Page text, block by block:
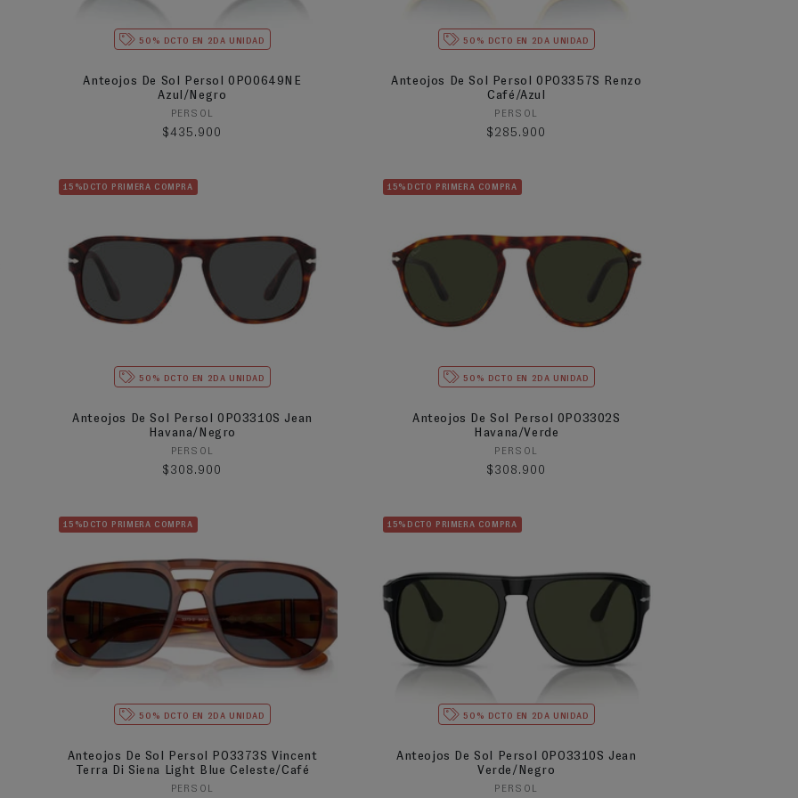
50% DCTO EN 2DA UNIDAD
Anteojos De Sol Persol 0PO0649NE
Azul/Negro
Proveedor:
PERSOL
Precio habitual
$435.900
50% DCTO EN 2DA UNIDAD
Anteojos De Sol Persol 0PO3357S Renzo
Café/Azul
Proveedor:
PERSOL
Precio habitual
$285.900
15%DCTO PRIMERA COMPRA
50% DCTO EN 2DA UNIDAD
Anteojos De Sol Persol 0PO3310S Jean
Havana/Negro
Proveedor:
PERSOL
Precio habitual
$308.900
15%DCTO PRIMERA COMPRA
50% DCTO EN 2DA UNIDAD
Anteojos De Sol Persol 0PO3302S
Havana/Verde
Proveedor:
PERSOL
Precio habitual
$308.900
15%DCTO PRIMERA COMPRA
50% DCTO EN 2DA UNIDAD
Anteojos De Sol Persol PO3373S Vincent
Terra Di Siena Light Blue Celeste/Café
Proveedor:
PERSOL
15%DCTO PRIMERA COMPRA
50% DCTO EN 2DA UNIDAD
Anteojos De Sol Persol 0PO3310S Jean
Verde/Negro
Proveedor:
PERSOL